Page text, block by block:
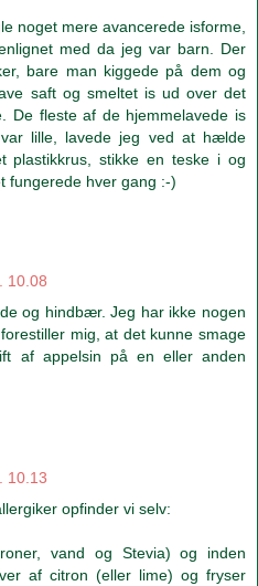
noget mere avancerede isforme,
med da jeg var barn. Der
bare man kiggede på dem og
saft og smeltet is ud over det
De fleste af de hjemmelavede is
lille, lavede jeg ved at hælde
plastikkrus, stikke en teske i og
fungerede hver gang :-)
10.08
og hindbær. Jeg har ikke nogen
mig, at det kunne smage
af appelsin på en eller anden
10.13
opfinder vi selv:
vand og Stevia) og inden
af citron (eller lime) og fryser